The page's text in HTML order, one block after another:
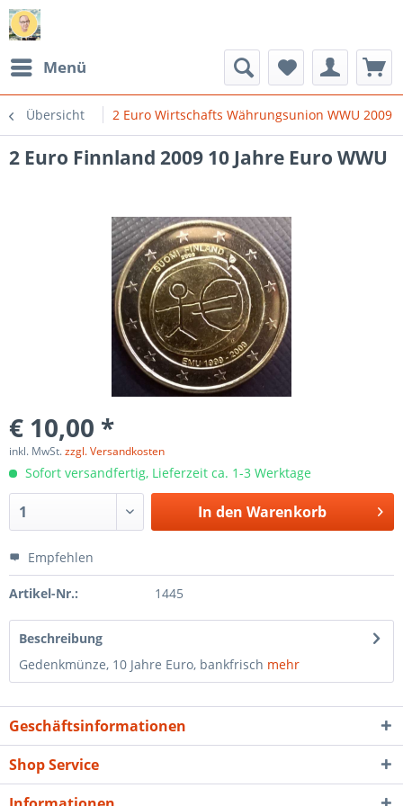
Menü
Übersicht 2 Euro Wirtschafts Währungsunion WWU 2009
2 Euro Finnland 2009 10 Jahre Euro WWU
€ 10,00 *
inkl. MwSt.zzgl. Versandkosten
Sofort versandfertig, Lieferzeit ca. 1-3 Werktage
In den Warenkorb
Empfehlen
Artikel-Nr.: 1445
Beschreibung
Gedenkmünze, 10 Jahre Euro, bankfrisch mehr
Geschäftsinformationen
Shop Service